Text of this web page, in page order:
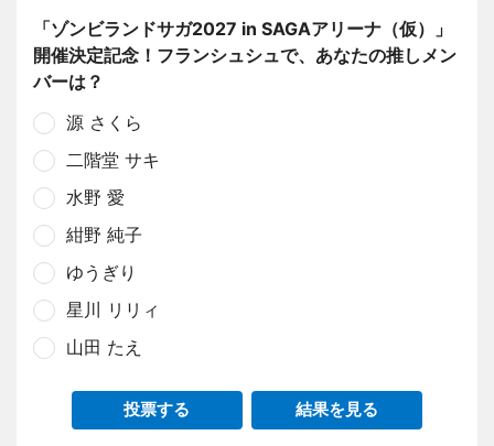
「ゾンビランドサガ2027 in SAGAアリーナ（仮）」
開催決定記念！フランシュシュで、あなたの推しメン
バーは？
源 さくら
二階堂 サキ
水野 愛
紺野 純子
ゆうぎり
星川 リリィ
山田 たえ
投票する 結果を見る